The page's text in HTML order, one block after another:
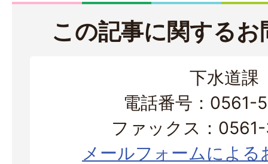
この記事に関する
下水道課
電話番号：0561-
ファックス：
メールフォームによる